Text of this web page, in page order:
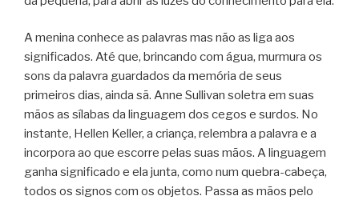
A menina conhece as palavras mas não as liga aos
significados. Até que, brincando com água, murmura os
sons da palavra guardados da memória de seus
primeiros dias, ainda sã. Anne Sullivan soletra em suas
mãos as sílabas da linguagem dos cegos e surdos. No
instante, Hellen Keller, a criança, relembra a palavra e a
incorpora ao que escorre pelas suas mãos. A linguagem
ganha significado e ela junta, como num quebra-cabeça,
todos os signos com os objetos. Passa as mãos pelo